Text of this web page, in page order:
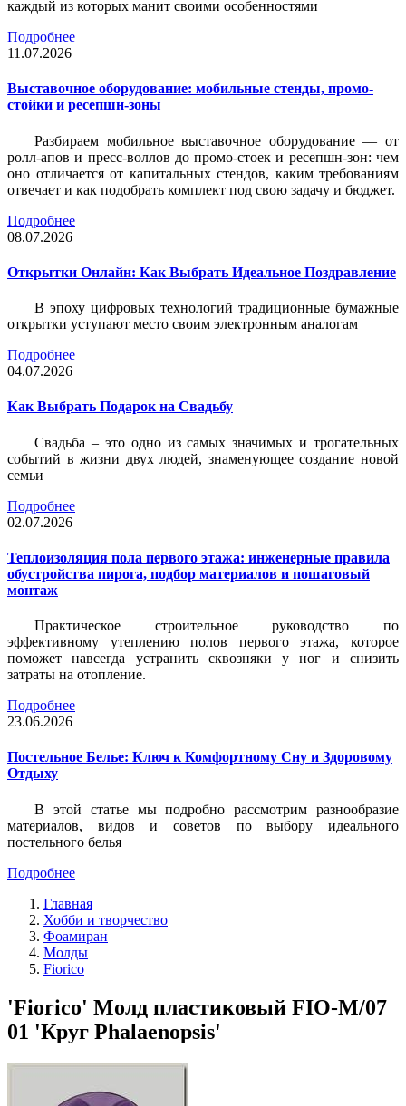
каждый из которых манит своими особенностями
Подробнее
11.07.2026
Выставочное оборудование: мобильные стенды, промо-
стойки и ресепшн-зоны
Разбираем мобильное выставочное оборудование — от
ролл-апов и пресс-воллов до промо-стоек и ресепшн-зон: чем
оно отличается от капитальных стендов, каким требованиям
отвечает и как подобрать комплект под свою задачу и бюджет.
Подробнее
08.07.2026
Открытки Онлайн: Как Выбрать Идеальное Поздравление
В эпоху цифровых технологий традиционные бумажные
открытки уступают место своим электронным аналогам
Подробнее
04.07.2026
Как Выбрать Подарок на Свадьбу
Свадьба – это одно из самых значимых и трогательных
событий в жизни двух людей, знаменующее создание новой
семьи
Подробнее
02.07.2026
Теплоизоляция пола первого этажа: инженерные правила
обустройства пирога, подбор материалов и пошаговый
монтаж
Практическое строительное руководство по
эффективному утеплению полов первого этажа, которое
поможет навсегда устранить сквозняки у ног и снизить
затраты на отопление.
Подробнее
23.06.2026
Постельное Белье: Ключ к Комфортному Сну и Здоровому
Отдыху
В этой статье мы подробно рассмотрим разнообразие
материалов, видов и советов по выбору идеального
постельного белья
Подробнее
Главная
Хобби и творчество
Фоамиран
Молды
Fiorico
'Fiorico' Молд пластиковый FIO-M/07
01 'Круг Phalaenopsis'